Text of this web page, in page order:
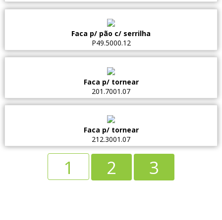
Faca p/ pão c/ serrilha
P49.5000.12
Faca p/ tornear
201.7001.07
Faca p/ tornear
212.3001.07
1 2 3